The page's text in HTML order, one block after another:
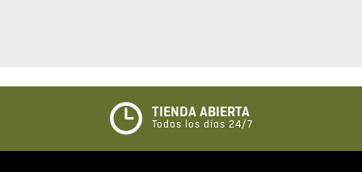
Califique el producto de 1 a 5 estrellas
★☆ ☆
Su nombre
TIENDA ABIERTA
Todos los días 24/7